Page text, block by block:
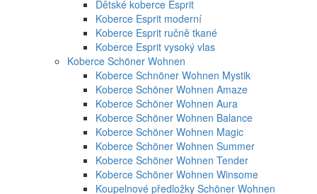
Dětské koberce Esprit
Koberce Esprit moderní
Koberce Esprit ručně tkané
Koberce Esprit vysoký vlas
Koberce Schöner Wohnen
Koberce Schnöner Wohnen Mystik
Koberce Schöner Wohnen Amaze
Koberce Schöner Wohnen Aura
Koberce Schöner Wohnen Balance
Koberce Schöner Wohnen Magic
Koberce Schöner Wohnen Summer
Koberce Schöner Wohnen Tender
Koberce Schöner Wohnen Winsome
Koupelnové předložky Schöner Wohnen